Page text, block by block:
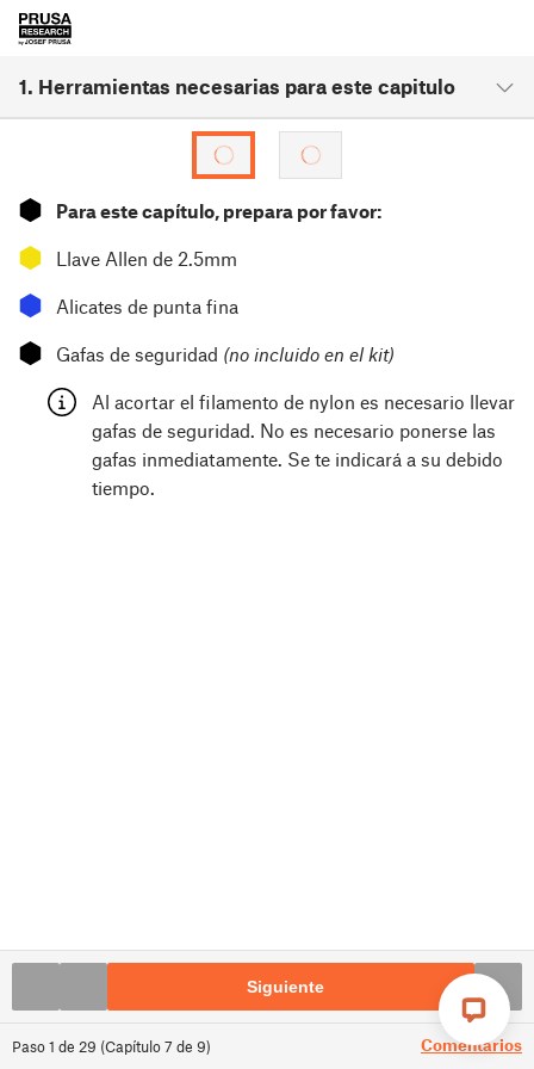
1. Herramientas necesarias para este capitulo
Paso1 de 29 (Capítulo7 de 9) Comentarios
⬢ Para este capítulo, prepara por favor:
⬢ Llave Allen de 2.5mm
⬢ Alicates de punta fina
⬢ Gafas de seguridad (no incluido en el kit)
Al acortar el filamento de nylon es necesario llevar
gafas de seguridad. No es necesario ponerse las
gafas inmediatamente. Se te indicará a su debido
tiempo.
Siguiente